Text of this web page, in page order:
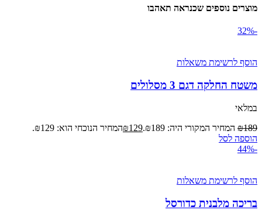
מוצרים נוספים שכנראה תאהבו
-32%
הוסף לרשימת משאלות
משטח החלקה דגם 3 מסלולים
במלאי
₪189 המחיר המקורי היה: ₪189. ₪129
המחיר הנוכחי הוא: ₪129.
הוספה לסל
-44%
הוסף לרשימת משאלות
בריכה מלבנית כדורסל